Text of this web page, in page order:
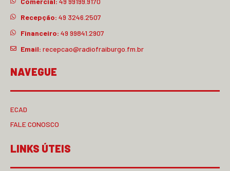
Recepção: 49 3246.2507
Financeiro: 49 99841.2907
Email: recepcao@radiofraiburgo.fm.br
NAVEGUE
ECAD
FALE CONOSCO
LINKS ÚTEIS